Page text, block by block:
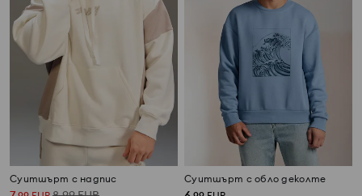
Суитшърт с надпис Суитшърт с обло деколте